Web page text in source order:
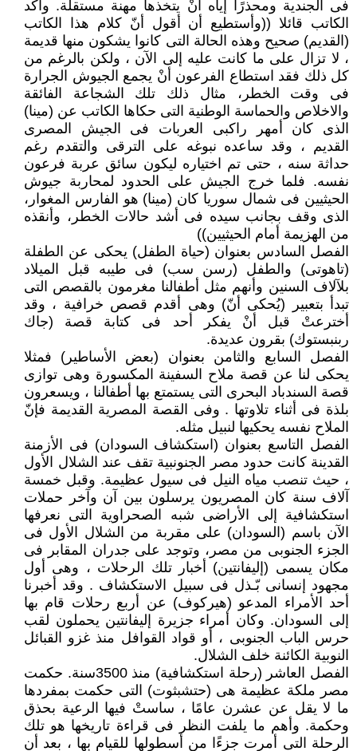
فى الجندية ومحذرًا إياه أنْ يتخذها مهنة مستقلة. وأكد
الكاتب قائلا ((وأستطيع أن أقول أنّ كلام هذا الكاتب
(القديم) صحيح وهذه الحالة التى كانوا يشكون منها قديمة
، لا تزال على ما كانت عليه إلى الآن ، ولكن بالرغم من
كل ذلك فقد استطاع الفرعون أنْ يجمع الجيوش الجرارة
فى وقت الخطر، مثال ذلك تلك الشجاعة الفائقة
والاخلاص والحماسة الوطنية التى حكاها الكاتب عن (مينا)
الذى كان أمهر راكبى العربات فى الجيش المصرى
القديم ، وقد ساعده نبوغه على الترقى والتقدم رغم
حداثة سنه ، حتى تم اختياره ليكون سائق عربة فرعون
نفسه. فلما خرج الجيش على الحدود لمحاربة جيوش
الحيثيين فى شمال سوريا كان (مينا) هو الفارس المغوار،
الذى وقف بجانب سيده فى أشد حالات الخطر، وأنقذه
من الهزيمة أمام الحيثيين))
الفصل السادس بعنوان (حياة الطفل) يحكى عن الطفلة
(تاهوتى) والطفل (رسن سب) فى طيبه قبل الميلاد
بلآلاف السنين وأنهم مثل أطفالنا مغرمون بالقصص التى
تبدأ بتعبير (يُحكى أنّ) وهى أقدم قصص خرافية ، وقد
أخترعتْ قبل أنْ يفكر أحد فى كتابة قصة (جاك
ربنبستوك) بقرون عديدة.
الفصل السابع والثامن بعنوان (بعض الأساطير) فمثلا
يحكى لنا عن قصة ملاح السفينة المكسورة وهى توازى
قصة السندباد البحرى التى يستمتع بها أطفالنا ، ويسعرون
بلذة فى أثناء تلاوتها . وفى القصة المصرية القديمة فإنّ
الملاح نفسه يحكيها لنبيل مثله.
الفصل التاسع بعنوان (استكشاف السودان) فى الأزمنة
القدينة كانت حدود مصر الجنونبية تقف عند الشلال الأول
، حيث تنصب مياه النيل فى سيول عظيمة. وقبل خمسة
آلاف سنة كان المصريون يرسلون بين آن وآخر حملات
استكشافية إلى الأراضى شبه الصحراوية التى نعرفها
الآن باسم (السودان) على مقربة من الشلال الأول فى
الجزء الجنوبى من مصر، وتوجد على جدران المقابر فى
مكان يسمى (إليفانتين) أخبار تلك الرحلات ، وهى أول
مجهود إنسانى بّـذل فى سبيل الاستكشاف . وقد أخبرنا
أحد الأمراء المدعو (هيركوف) عن أربع رحلات قام بها
إلى السودان. وكان أمراء جزيرة إليفانتين يحملون لقب
حرس الباب الجنوبى ، أو قواد القوافل منذ غزو القبائل
النوبية الكائنة خلف الشلال.
الفصل العاشر (رحلة استكشافية) منذ 3500سنة. حكمت
مصر ملكة عظيمة هى (حتشبثوت) التى حكمت بمفردها
ما لا يقل عن عشرن عامًا ، ساستْ فيها الرعية بحذق
وحكمة. وأهم ما يلفت النظر فى قراءة تاريخها هو تلك
الرحلة التى أمرت جزءًا من أسطولها للقيام بها ، بعد أن